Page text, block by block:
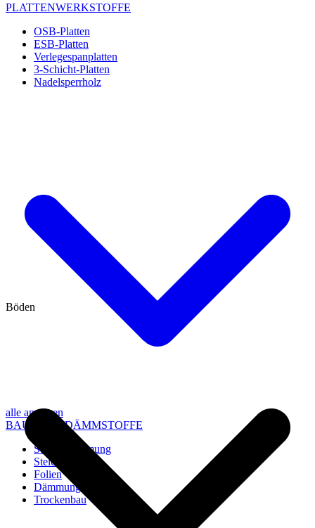
PLATTENWERKSTOFFE
OSB-Platten
ESB-Platten
Verlegespanplatten
3-Schicht-Platten
Nadelsperrholz
alle anzeigen
BAU- UND DÄMMSTOFFE
Steico Dämmung
Steico Zubehör
Folien
Dämmung
Trockenbau
Böden